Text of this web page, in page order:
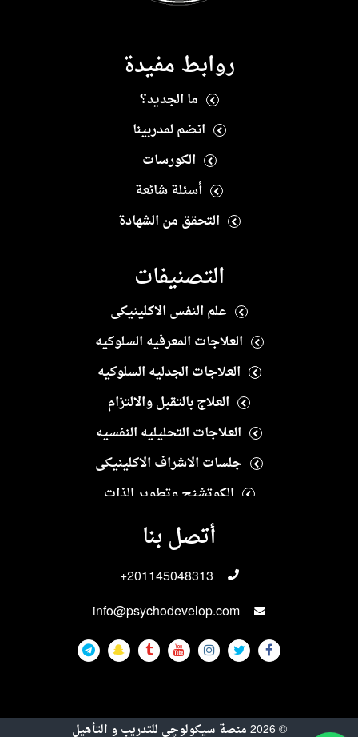
روابط مفيدة
ما الجديد؟
انضم لمدربينا
الكورسات
أسئلة شائعة
التحقق من الشهادة
التصنيفات
علم النفس الاكلينيكى
العلاجات المعرفيه السلوكيه
العلاجات الجدليه السلوكيه
العلاج بالتقبل والالتزام
العلاجات التحليليه النفسيه
جلسات الاشراف الاكلينيكى
الكوتشنج وتطوير الذات
العلاج النفسى الايجابى
العلاجات الانسانيه
العلاجات الاسريه والزوجيه
الاختبارات والمقاييس النفسيه
علاجات الادمان
أتصل بنا
+201145048313
info@psychodevelop.com
©
2026منصة سيكولوچى للتدريب و التأهيل